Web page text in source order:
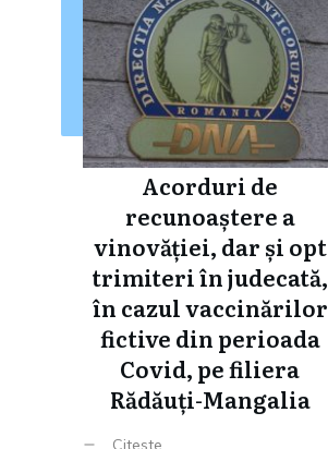
Acorduri de
recunoaștere a
vinovăției, dar și opt
trimiteri în judecată,
în cazul vaccinărilor
fictive din perioada
Covid, pe filiera
Rădăuți-Mangalia
Citeste ...